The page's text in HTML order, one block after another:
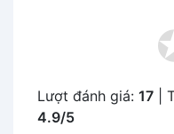
Lượt đánh giá: 17 |
4.9/5